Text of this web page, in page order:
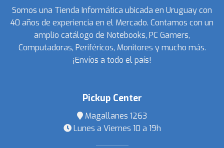
Somos una Tienda Informática ubicada en Uruguay con
40 años de experiencia en el Mercado. Contamos con un
amplio catálogo de Notebooks, PC Gamers,
Computadoras, Periféricos, Monitores y mucho más.
¡Envíos a todo el país!
Pickup Center
Magallanes 1263
Lunes a Viernes 10 a 19h